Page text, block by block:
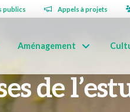
publics Appels à projets
Aménagement
de